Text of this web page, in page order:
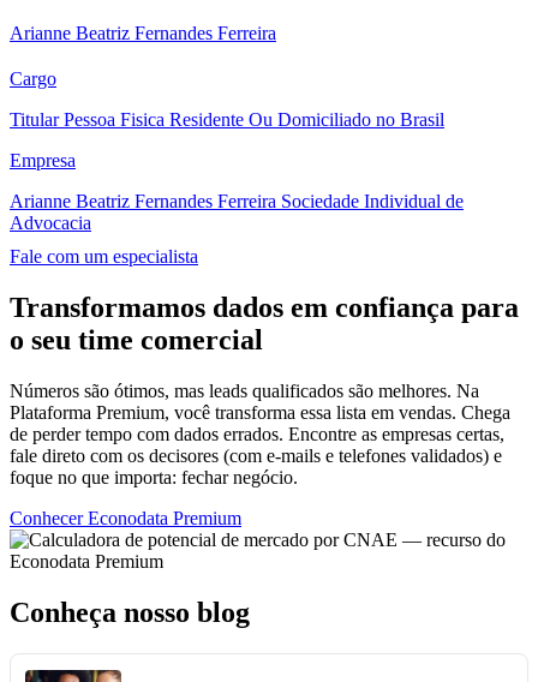
Arianne Beatriz Fernandes Ferreira
Cargo
Titular Pessoa Fisica Residente Ou Domiciliado no Brasil
Empresa
Arianne Beatriz Fernandes Ferreira Sociedade Individual de
Advocacia
Fale com um especialista
Transformamos dados em confiança para
o seu time comercial
Números são ótimos, mas leads qualificados são melhores. Na
Plataforma Premium, você transforma essa lista em vendas. Chega
de perder tempo com dados errados. Encontre as empresas certas,
fale direto com os decisores (com e-mails e telefones validados) e
foque no que importa: fechar negócio.
Conhecer Econodata Premium
Conheça nosso blog